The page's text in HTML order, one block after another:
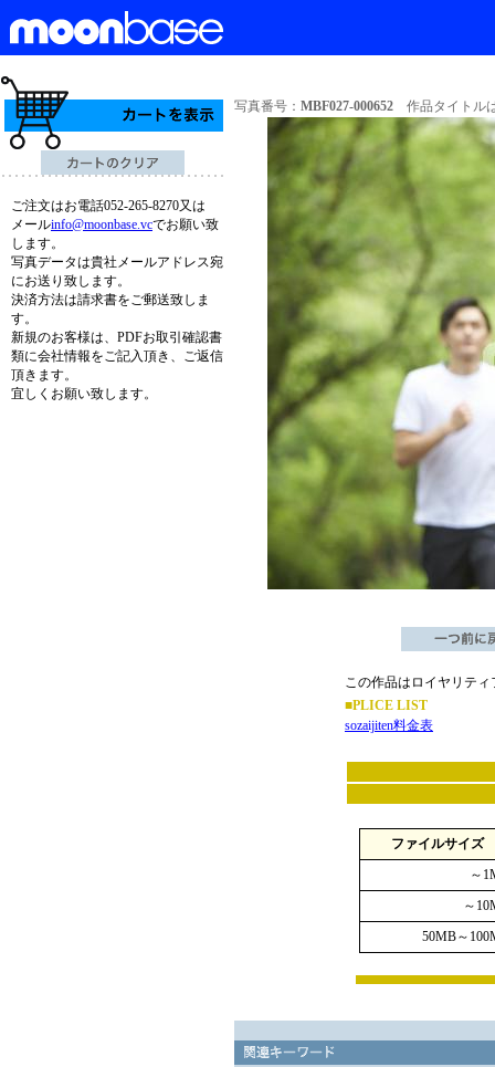
ご注文はお電話052-265-8270又は
メールinfo@moonbase.vcでお願い致
します。
写真データは貴社メールアドレス宛
にお送り致します。
決済方法は請求書をご郵送致しま
す。
新規のお客様は、PDFお取引確認書
類に会社情報をご記入頂き、ご返信
頂きます。
宜しくお願い致します。
写真番号： MBF027-000652 作品タイトル
この作品はロイヤリテ
■PLICE LIST
sozaijiten料金表
ファイルサイズ
～
～
50MB～